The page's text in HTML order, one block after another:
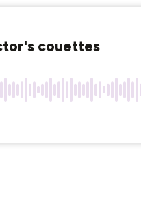
couettes